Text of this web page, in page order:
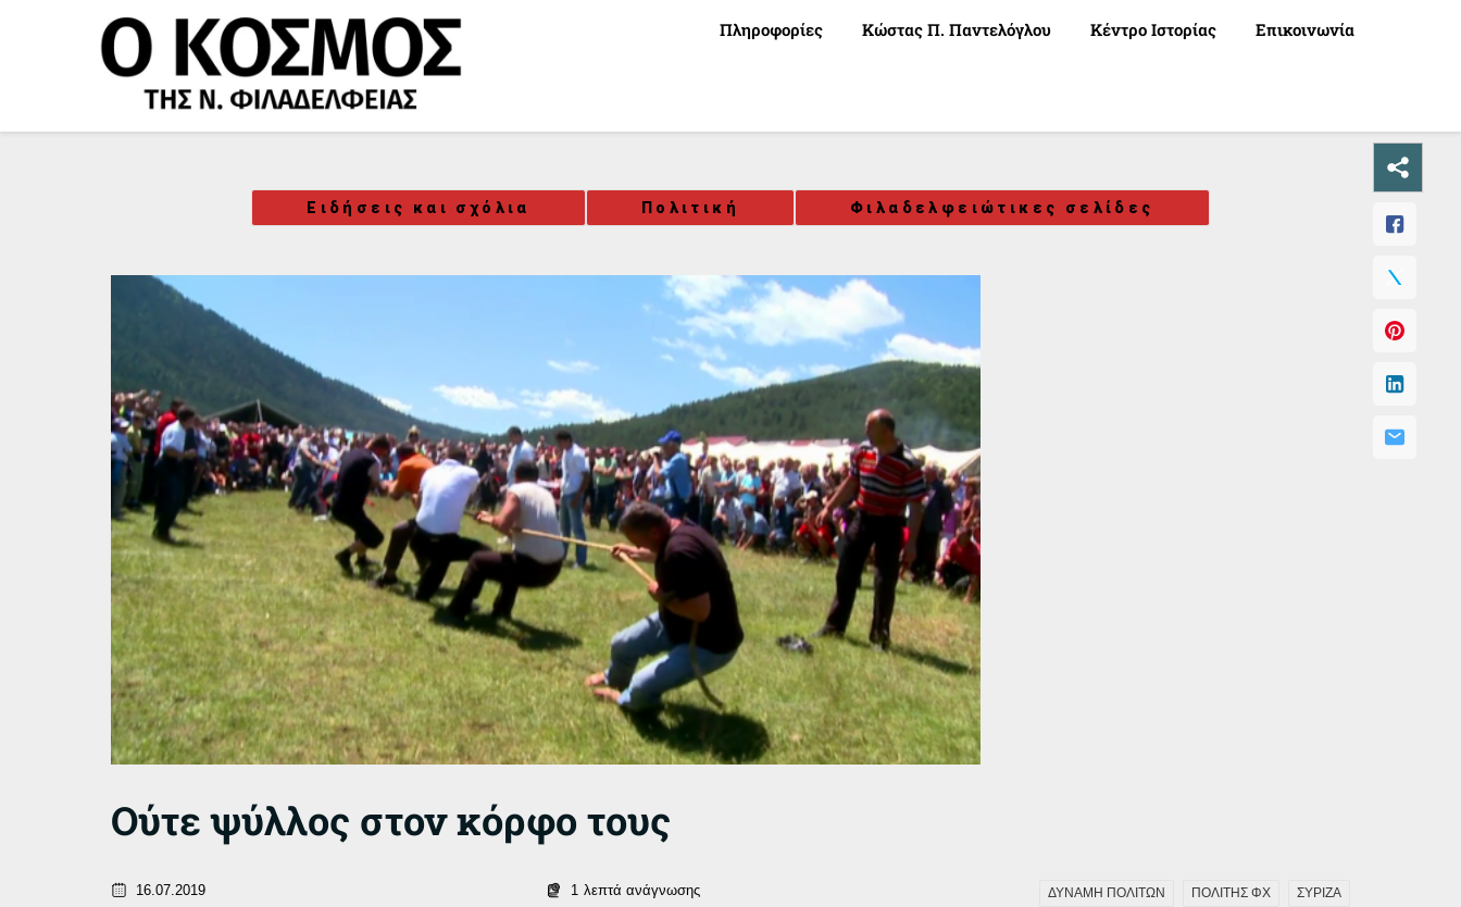
Πληροφορίες Κώστας Π. Παντελόγλου Κέντρο Ιστορίας Επικοινωνία
Ειδήσεις και σχόλια Πολιτική Φιλαδελφειώτικες σελίδες
Ούτε ψύλλος στον κόρφο τους
16.07.2019 1 λεπτά ανάγνωσης ΔΥΝΑΜΗ ΠΟΛΙΤΩΝ ΠΟΛΙΤΗΣ ΦΧ ΣΥΡΙΖΑ